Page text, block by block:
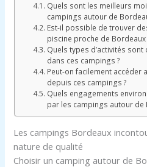
Quels sont les meilleurs
campings autour de
Est-il possible de trouver
piscine proche de Bordeaux
Quels types d’activités
dans ces campings ?
Peut-on facilement accéder
depuis ces campings ?
Quels engagements
par les campings autour de
Les campings Bordeaux
nature de qualité
Choisir un camping autour de